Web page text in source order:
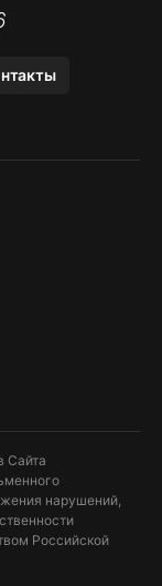
Сайта
нарушений,
Российской